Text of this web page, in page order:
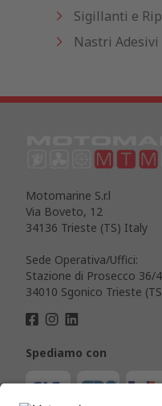
Sigillanti e
Nastri Adesivi
Motomarine S.r.l
Via Boveto, 12
34136 Trieste (TS) Italy
Sede Operativa/Uffici:
Stazione di Prosecco 36/4
34010 Sgonico Trieste
Spediamo con